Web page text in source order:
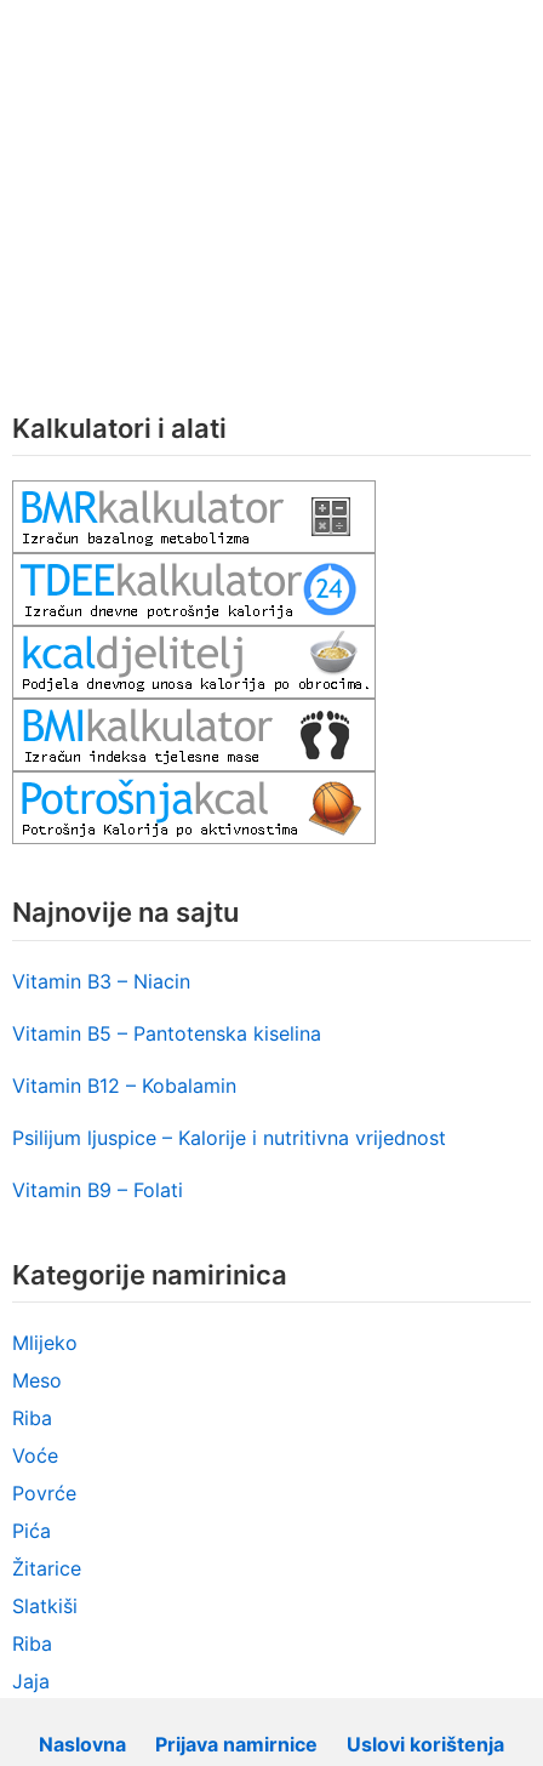
Kalkulatori i alati
Najnovije na sajtu
Vitamin B3 – Niacin
Vitamin B5 – Pantotenska kiselina
Vitamin B12 – Kobalamin
Psilijum ljuspice – Kalorije i nutritivna vrijednost
Vitamin B9 – Folati
Kategorije namirinica
Mlijeko
Meso
Riba
Voće
Povrće
Pića
Žitarice
Slatkiši
Riba
Jaja
Naslovna Prijava namirnice
Uslovi korištenja